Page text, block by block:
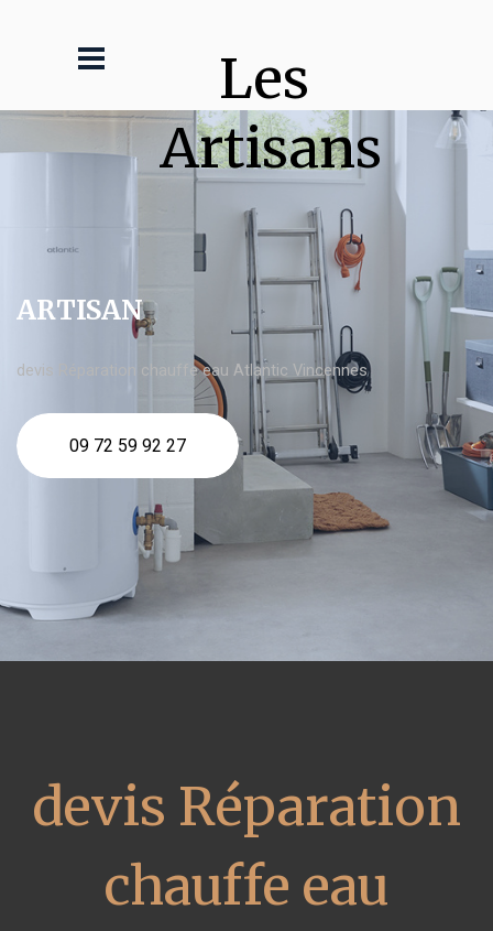
Les
Artisans
ARTISAN
devis Réparation chauffe eau Atlantic Vincennes
09 72 59 92 27
devis Réparation
chauffe eau